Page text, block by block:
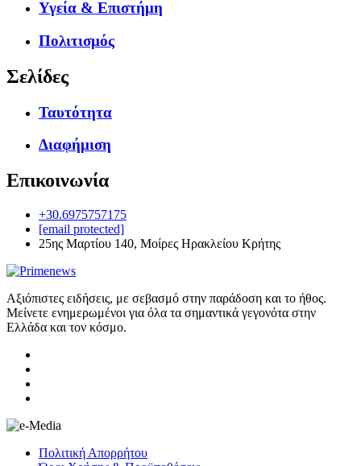
Υγεία & Επιστήμη
Πολιτισμός
Σελίδες
Ταυτότητα
Διαφήμιση
Επικοινωνία
+30.6975757175
[email protected]
25ης Μαρτίου 140, Μοίρες Ηρακλείου Κρήτης
Αξιόπιστες ειδήσεις, με σεβασμό στην παράδοση και το ήθος.
Μείνετε ενημερωμένοι για όλα τα σημαντικά γεγονότα στην
Ελλάδα και τον κόσμο.
Πολιτική Απορρήτου